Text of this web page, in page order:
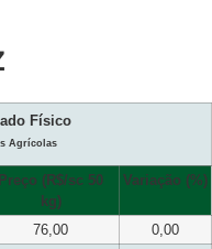
Físico
Agrícolas
Preço (R$/sc 50
kg)
Variação (%)
76,00
0,00